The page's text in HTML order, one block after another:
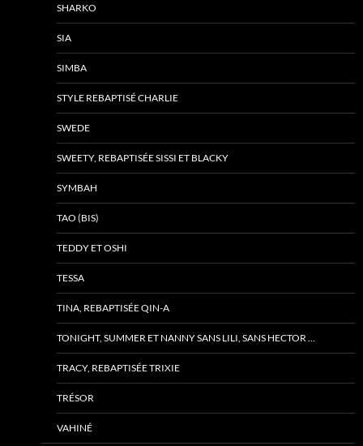
SHARKO
SIA
SIMBA
STYLE REBAPTISÉ CHARLIE
SWEDE
SWEETY, REBAPTISÉE SISSI ET BLACKY
SYMBAH
TAO (BIS)
TEDDY ET OSHI
TESSA
TINA, REBAPTISÉE QIN-A
TONIGHT, SUMMER ET NANNY SANS LILI, SANS HECTOR …
TRACY, REBAPTISÉE TRIXIE
TRÉSOR
VAHINÉ